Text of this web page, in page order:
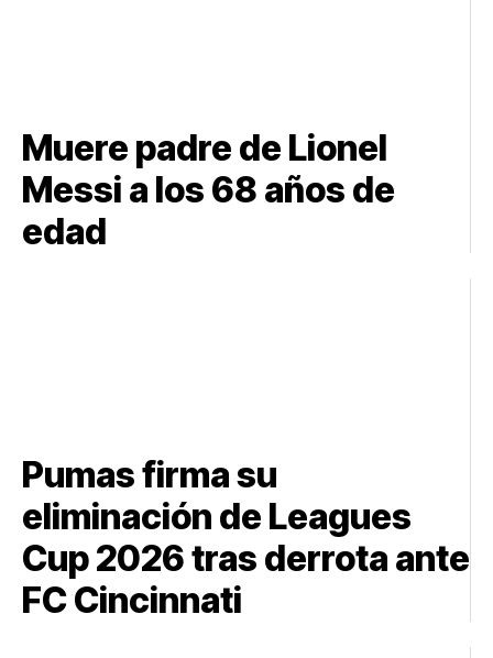
Muere padre de Lionel
Messi a los 68 años de
edad
Pumas firma su
eliminación de Leagues
Cup 2026 tras derrota ante
FC Cincinnati